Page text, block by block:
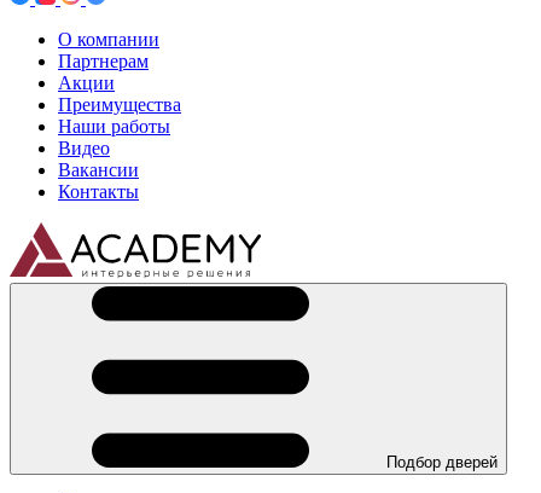
О компании
Партнерам
Акции
Преимущества
Наши работы
Видео
Вакансии
Контакты
Подбор дверей